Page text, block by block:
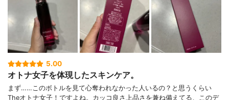
5.00
オトナ女子を体現したスキンケア。
まず……このボトルを見て心奪われなかった人いるの？と思うくらい
Theオトナ女子！ですよね。カッコ良さ上品さを兼ね備えてる、このデ